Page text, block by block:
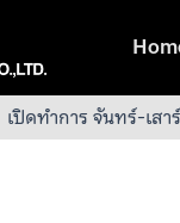
เปิดทำการ จันทร์-เส